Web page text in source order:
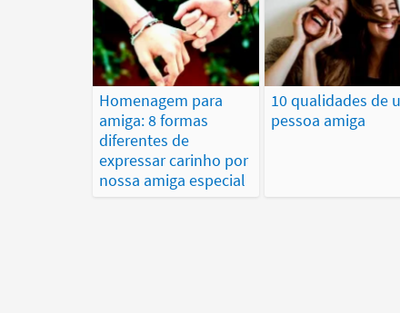
Homenagem para
amiga: 8 formas
diferentes de
expressar carinho por
nossa amiga especial
10 qualidades de
pessoa amiga